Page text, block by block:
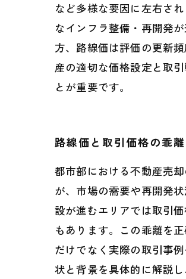
など多様な要因に左右さ
なインフラ整備・再開発
方、路線価は評価の更新
産の適切な価格設定と取
とが重要です。
路線価と取引価格の乖
都市部における不動産売
が、市場の需要や再開発
設が進むエリアでは取引
もあります。この乖離を
だけでなく実際の取引事
状と背景を具体的に解説